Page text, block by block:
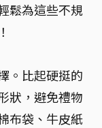
鬆為這些不規
。比起硬挺的
狀，避免禮物
布袋、牛皮紙